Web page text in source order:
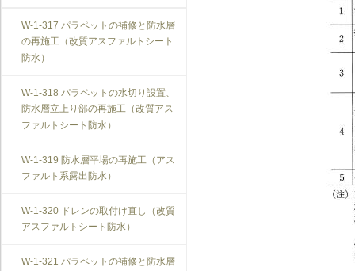
W-1-317 パラペットの補修と防水層
の再施工（改質アスファルトシート
防水）
W-1-318 パラペットの水切り設置、
防水層立上り部の再施工（改質アス
ファルトシート防水）
W-1-319 防水層平場の再施工（アス
ファルト系露出防水）
W-1-320 ドレンの取付け直し（改質
アスファルトシート防水）
W-1-321 パラペットの補修と防水層